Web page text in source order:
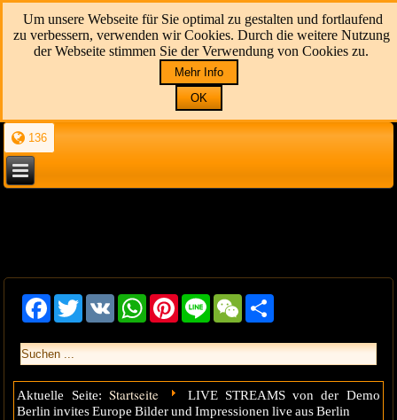
Um unsere Webseite für Sie optimal zu gestalten und fortlaufend
zu verbessern, verwenden wir Cookies. Durch die weitere Nutzung
der Webseite stimmen Sie der Verwendung von Cookies zu.
Mehr Info
OK
136
Facebook
Twitter VK WhatsAppPinterestLine WeChat
Aktuelle Seite: Startseite
LIVE STREAMS von der Demo
Berlin invites Europe Bilder und Impressionen live aus Berlin